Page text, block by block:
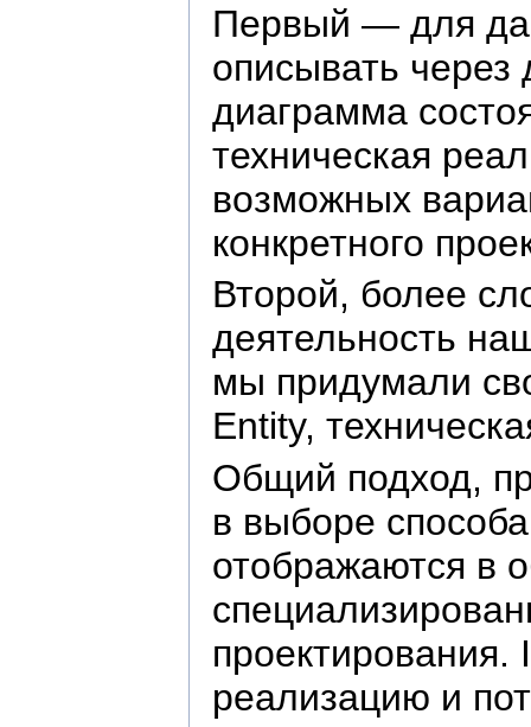
Первый — для
описывать
диаграмма
техническая
возможных
конкретного
Второй, более
деятельность
мы придумали
Entity,
Общий подход,
в выборе
отображаются в
реализацию и